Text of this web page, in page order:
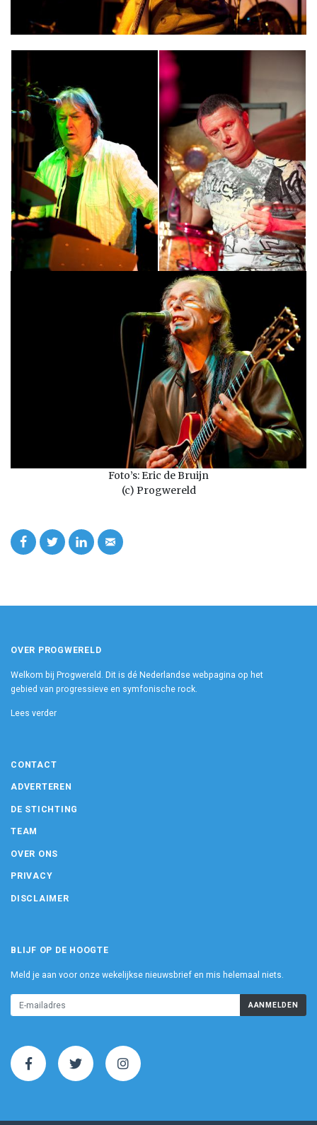
Foto’s: Eric de Bruijn
(c) Progwereld
OVER PROGWERELD
Welkom bij Progwereld. Dit is dé Nederlandse webpagina op het
gebied van progressieve en symfonische rock.
Lees verder
CONTACT
ADVERTEREN
DE STICHTING
TEAM
OVER ONS
PRIVACY
DISCLAIMER
BLIJF OP DE HOOGTE
Meld je aan voor onze wekelijkse nieuwsbrief en mis helemaal niets.
AANMELDEN